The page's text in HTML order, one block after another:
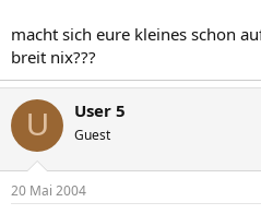
macht sich eure kleines schon
breit nix???
U User 5
Guest
20 Mai 2004